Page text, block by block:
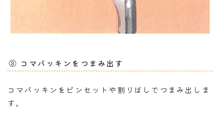
③ コマパッキンをつまみ出す
コマパッキンをピンセットや割りばしでつまみ出しま
す。